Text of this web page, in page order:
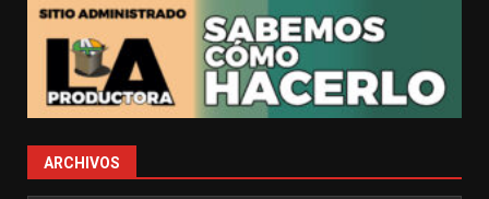
ARCHIVOS